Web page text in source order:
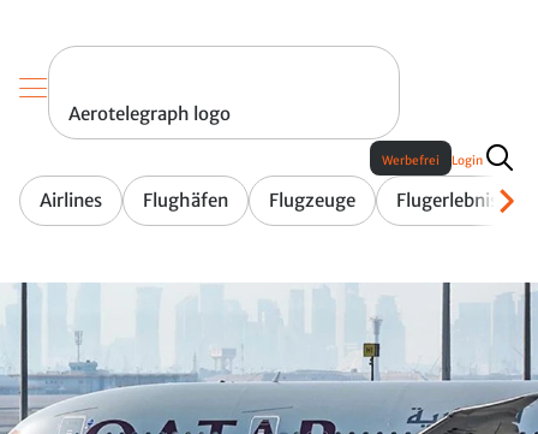
Aerotelegraph logo
Airlines Flughäfen Flugzeuge Flugerlebnis
Werbefrei Login